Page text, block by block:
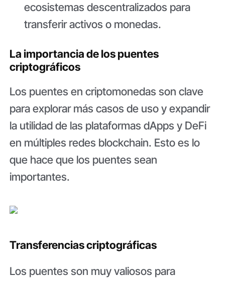
ecosistemas descentralizados para
transferir activos o monedas.
La importancia de los puentes
criptográficos
Los puentes en criptomonedas son clave
para explorar más casos de uso y expandir
la utilidad de las plataformas dApps y DeFi
en múltiples redes blockchain. Esto es lo
que hace que los puentes sean
importantes.
Transferencias criptográficas
Los puentes son muy valiosos para